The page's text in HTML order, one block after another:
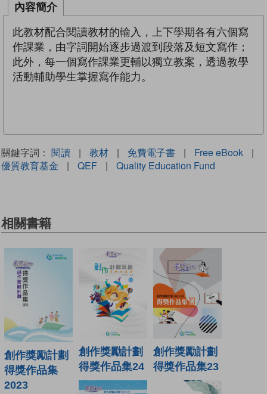
內容簡介
此教材配合閱讀教材的輸入，上下學期各有六個寫
作課業，由字詞開始逐步過渡到段落及短文寫作；
此外，每一個寫作課業更輔以獨立教案，透過教學
活動輔助學生掌握寫作能力。
關鍵字詞： 閱讀 | 教材 | 免費電子書 | Free eBook
|
優質教育基金
| QEF | Quality Education Fund
相關書籍
創作獎勵計劃
得獎作品集
2023
創作獎勵計劃
得獎作品集24
創作獎勵計劃
得獎作品集23